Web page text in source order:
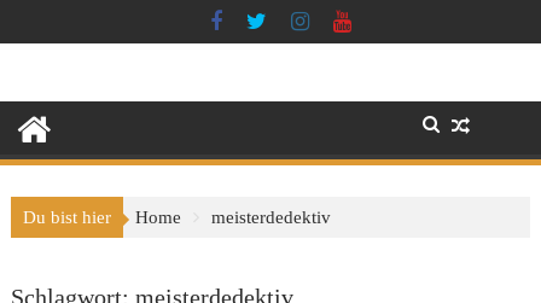
to
Du bist hier Home meisterdedektiv
Schlagwort:meisterdedektiv